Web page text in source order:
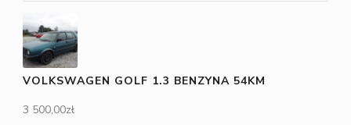
VOLKSWAGEN GOLF 1.3 BENZYNA 54KM
3 500,00zł